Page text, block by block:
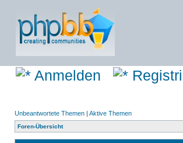
Anmelden
Unbeantwortete Themen | Aktive Themen
Foren-Übersicht